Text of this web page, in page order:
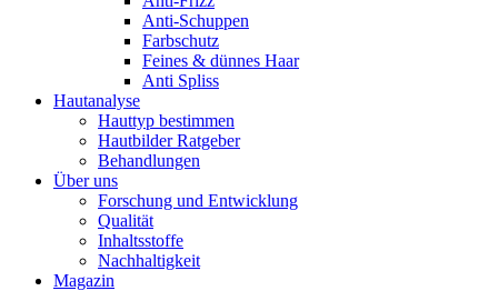
Anti-Schuppen
Farbschutz
Feines & dünnes Haar
Anti Spliss
Hautanalyse
Hauttyp bestimmen
Hautbilder Ratgeber
Behandlungen
Über uns
Forschung und Entwicklung
Qualität
Inhaltsstoffe
Nachhaltigkeit
Magazin